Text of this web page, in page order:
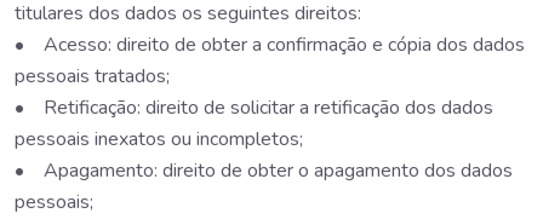
titulares dos dados os seguintes direitos:
• Acesso: direito de obter a confirmação e cópia dos dados
pessoais tratados;
• Retificação: direito de solicitar a retificação dos dados
pessoais inexatos ou incompletos;
• Apagamento: direito de obter o apagamento dos dados
pessoais;